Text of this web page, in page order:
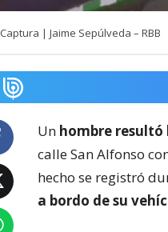
Captura | Jaime Sepúlveda – RBB
Un hombre resultó
calle San Alfonso
hecho se registró
a bordo de su